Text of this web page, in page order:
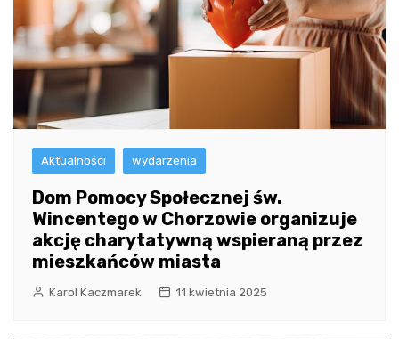
Aktualności wydarzenia
Dom Pomocy Społecznej św.
Wincentego w Chorzowie organizuje
akcję charytatywną wspieraną przez
mieszkańców miasta
Karol Kaczmarek 11 kwietnia 2025